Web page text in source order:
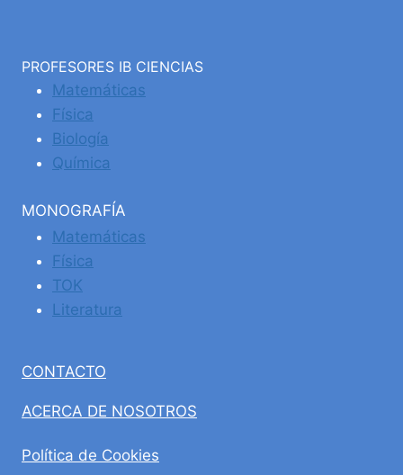
PROFESORES IB CIENCIAS
Matemáticas
Física
Biología
Química
MONOGRAFÍA
Matemáticas
Física
TOK
Literatura
CONTACTO
ACERCA DE NOSOTROS
Política de Cookies